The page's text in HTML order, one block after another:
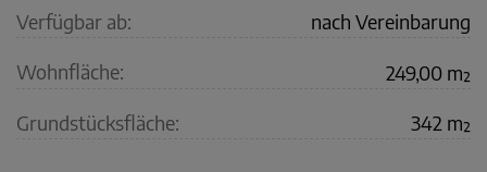
Verfügbar ab: nach Vereinbarung
Wohnfläche: 249,00 m²
Grundstücksfläche: 342 m²